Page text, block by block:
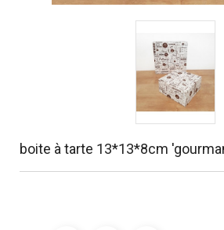
boite à tarte 13*13*8cm